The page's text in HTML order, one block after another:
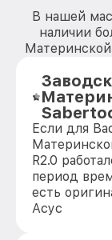
В нашей
наличии
Если для
R2.0
период
есть
Асус